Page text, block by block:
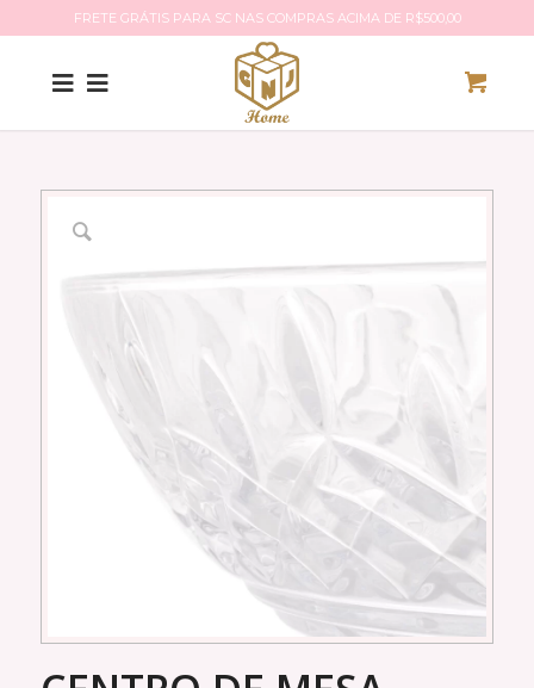
FRETE GRÁTIS PARA SC NAS COMPRAS ACIMA DE R$500,00